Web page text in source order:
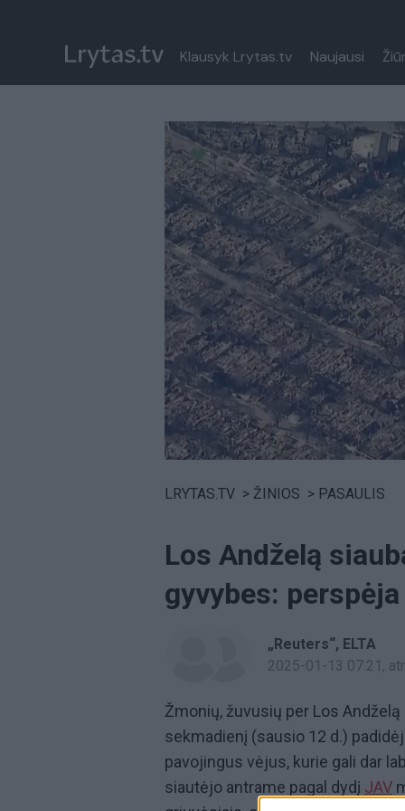
Klausyk Lrytas.tv Naujausi
Paremkite Ukrainą
LRYTAS.TV > ŽINIOS > PASAULIS
Los Andželą
gyvybes:
„Reuters“ ELTA
2025-01-13 07:21 ,
Žmonių, žuvusių per Los
sekmadienį (sausio 12 d.)
pavojingus vėjus, kurie gali dar
siautėjo antrame pagal dydį JAV